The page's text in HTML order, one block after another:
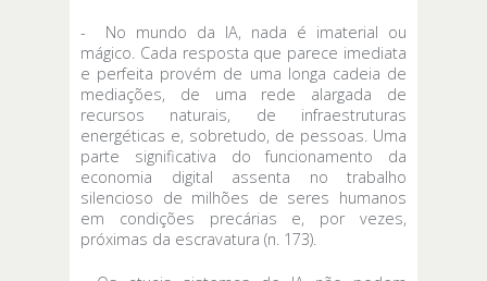
- No mundo da IA, nada é imaterial ou
mágico. Cada resposta que parece imediata
e perfeita provém de uma longa cadeia de
mediações, de uma rede alargada de
recursos naturais, de infraestruturas
energéticas e, sobretudo, de pessoas. Uma
parte significativa do funcionamento da
economia digital assenta no trabalho
silencioso de milhões de seres humanos
em condições precárias e, por vezes,
próximas da escravatura (n. 173).